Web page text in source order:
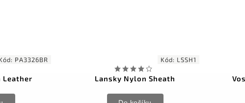
PA3326BR
Leather
Kód: LSSH1
Lansky Nylon Sheath